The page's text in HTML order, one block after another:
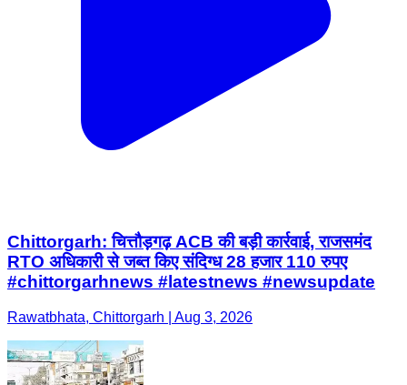
Chittorgarh: चित्तौड़गढ़ ACB की बड़ी कार्रवाई, राजसमंद
RTO अधिकारी से जब्त किए संदिग्ध 28 हजार 110 रुपए
#chittorgarhnews #latestnews #newsupdate
Rawatbhata, Chittorgarh | Aug 3, 2026